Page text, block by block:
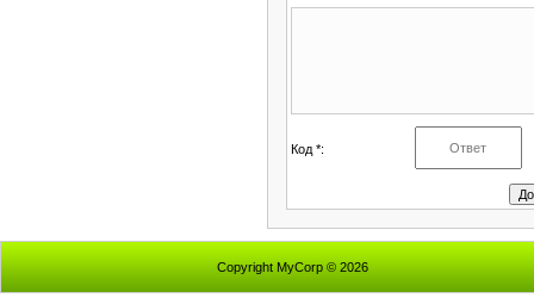
Код *:
Copyright MyCorp © 2026